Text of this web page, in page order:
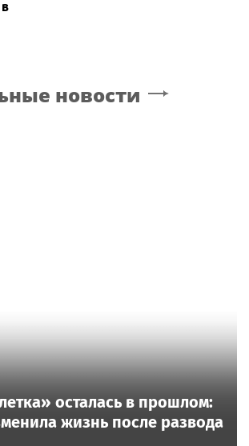
новости
осталась в прошлом:
жизнь после развода